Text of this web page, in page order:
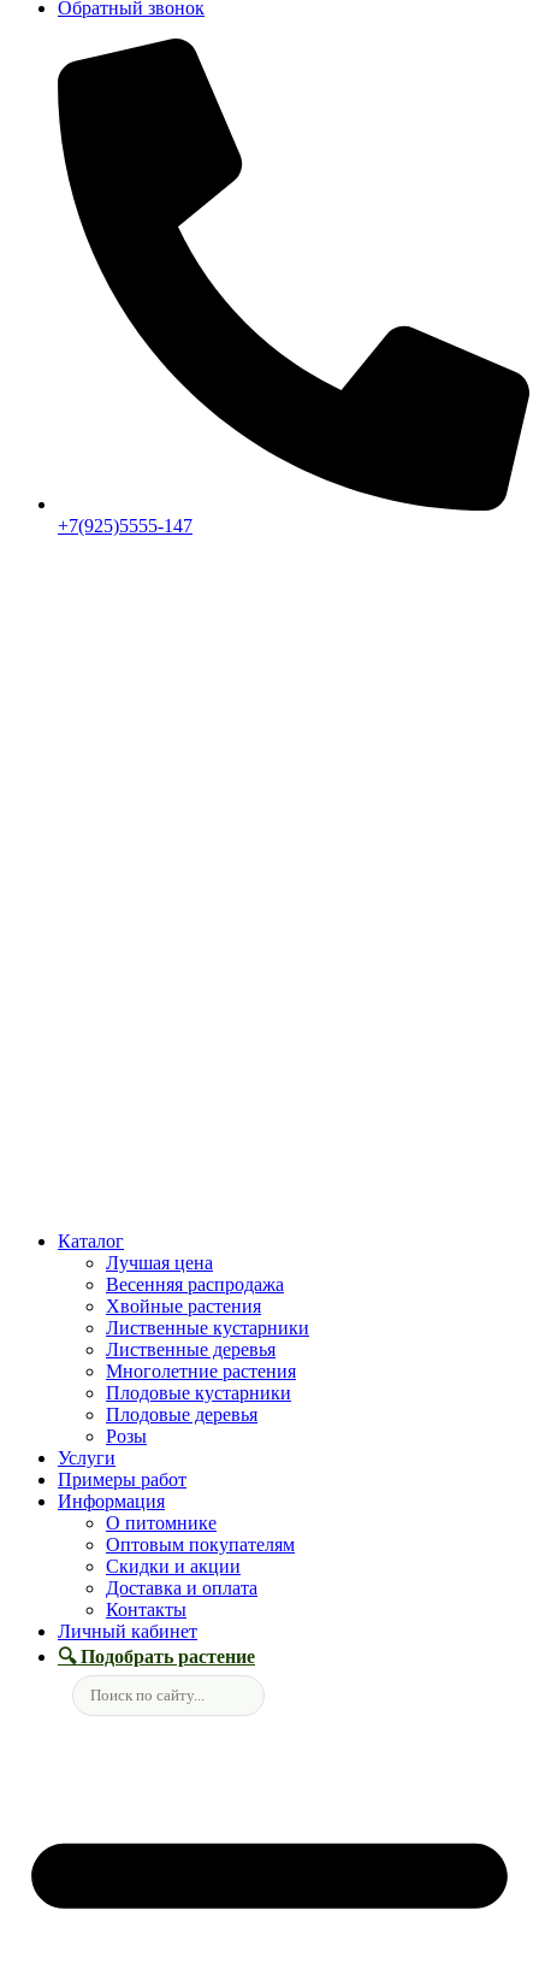
Обратный звонок
+7(925)5555-147
Каталог
Лучшая цена
Весенняя распродажа
Хвойные растения
Лиственные кустарники
Лиственные деревья
Многолетние растения
Плодовые кустарники
Плодовые деревья
Розы
Услуги
Примеры работ
Информация
О питомнике
Оптовым покупателям
Скидки и акции
Доставка и оплата
Контакты
Личный кабинет
🔍 Подобрать растение